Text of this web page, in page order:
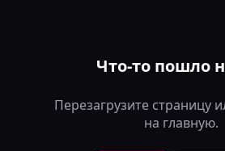
Что-то пошло
Перезагрузите страницу
на главную.